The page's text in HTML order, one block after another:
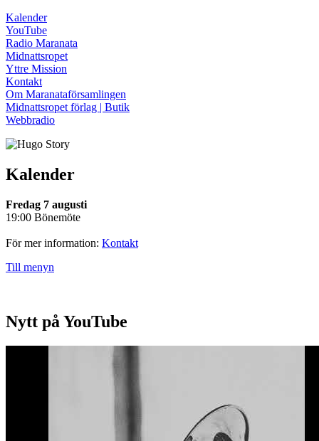
Kalender
YouTube
Radio Maranata
Midnattsropet
Yttre Mission
Kontakt
Om Maranataförsamlingen
Midnattsropet förlag | Butik
Webbradio
Kalender
Fredag 7 augusti
19:00 Bönemöte
För mer information: Kontakt
Till menyn
Nytt på YouTube